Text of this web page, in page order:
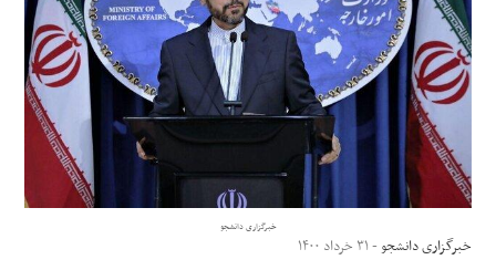
اجتماعی
حوادث
علوم و فن آوری
فرهنگی و هنری
مقالات
خبرگزاری دانشجو
خبرگزاری دانشجو- ۳۱ خرداد ۱۴۰۰